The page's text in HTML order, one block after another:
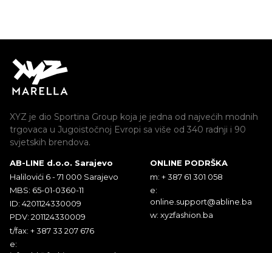
XYZ je dio Sportina Group koja je jedna od najvećih modnih
trgovaca u Jugoistočnoj Evropi sa više od 340 radnji i 90
svjetskih brendova.
AB-LINE d.o.o. Sarajevo
Halilovići 6 - 71 000 Sarajevo
MBS: 65-01-0360-11
ID: 4201124330009
PDV: 201124330009
t/fax: + 387 33 207 676
e:
ONLINE PODRŠKA
m: + 387 61 301 058
e:
online.support@abline.ba
w: xyzfashion.ba